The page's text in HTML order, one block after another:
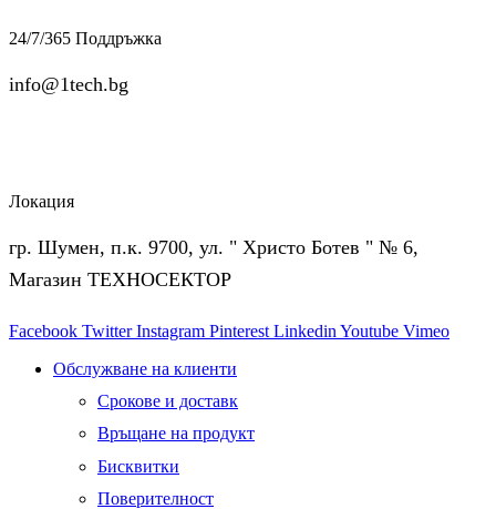
24/7/365 Поддръжка
info@1tech.bg
Локация
гр. Шумен, п.к. 9700, ул. " Христо Ботев " № 6,
Магазин ТЕХНОСЕКТОР
Facebook Twitter Instagram Pinterest Linkedin Youtube Vimeo
Обслужване на клиенти
Срокове и доставк
Връщане на продукт
Бисквитки
Поверителност